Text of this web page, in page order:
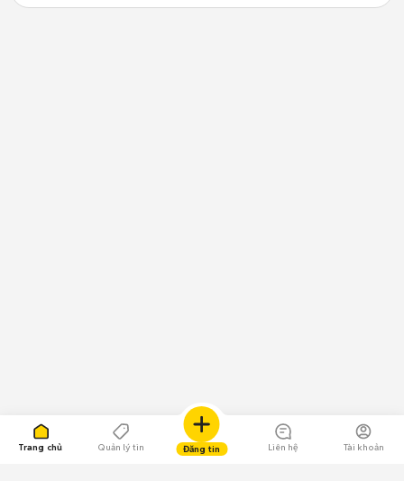
Trang chủ Quản lý tin Đăng tin Liên hệ Tài khoản